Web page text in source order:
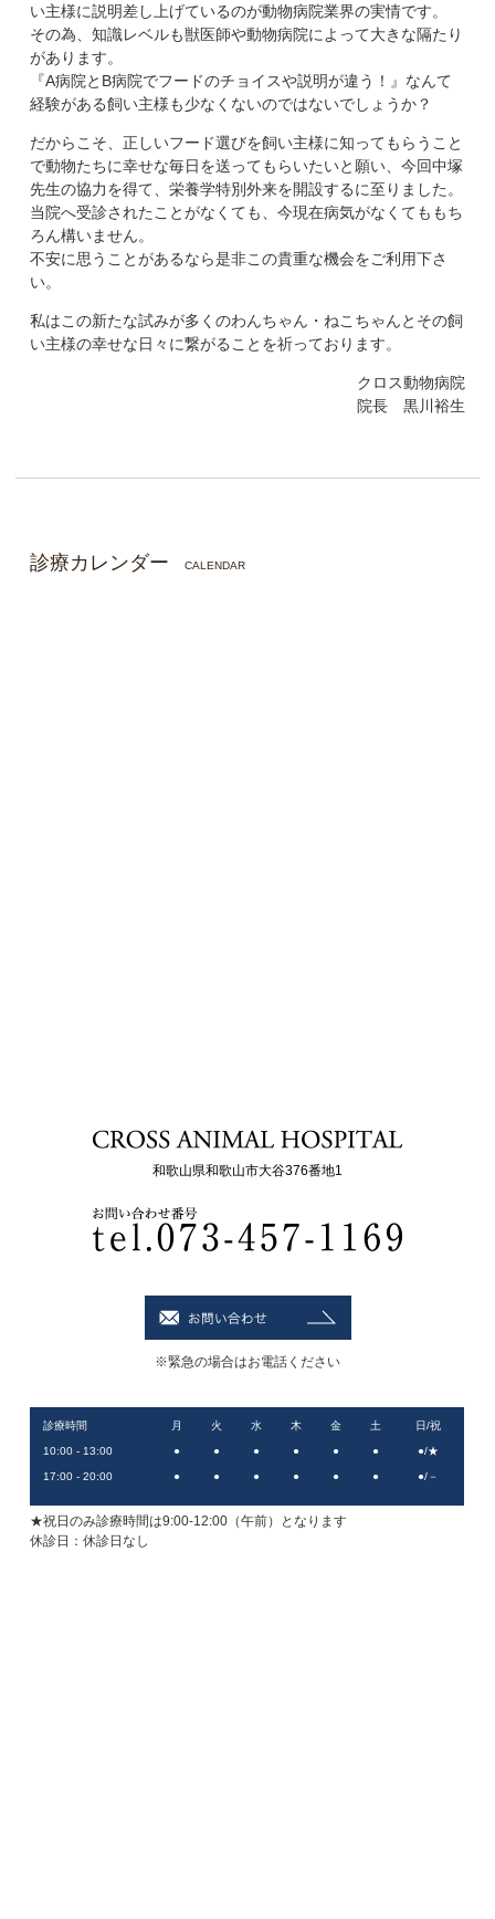
い主様に説明差し上げているのが動物病院業界の実情です。
その為、知識レベルも獣医師や動物病院によって大きな隔たり
があります。
『A病院とB病院でフードのチョイスや説明が違う！』なんて
経験がある飼い主様も少なくないのではないでしょうか？
だからこそ、正しいフード選びを飼い主様に知ってもらうこと
で動物たちに幸せな毎日を送ってもらいたいと願い、今回中塚
先生の協力を得て、栄養学特別外来を開設するに至りました。
当院へ受診されたことがなくても、今現在病気がなくてももち
ろん構いません。
不安に思うことがあるなら是非この貴重な機会をご利用下さ
い。
私はこの新たな試みが多くのわんちゃん・ねこちゃんとその飼
い主様の幸せな日々に繋がることを祈っております。
クロス動物病院
院長 黒川裕生
診療カレンダー CALENDAR
和歌山県和歌山市大谷376番地1
※緊急の場合はお電話ください
診療時間 月 火 水 木 金 土 日/祝
10:00 - 13:00 ● ● ● ● ● ● ●/★
17:00 - 20:00 ● ● ● ● ● ● ●/－
★祝日のみ診療時間は9:00-12:00（午前）となります
休診日：休診日なし